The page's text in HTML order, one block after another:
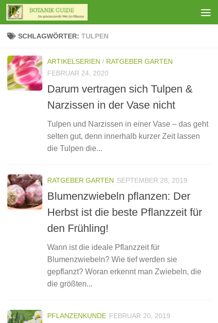
Zum Inhalt springen
SCHLAGWÖRTER: TULPEN
ARTIKELSERIEN / RATGEBER GARTEN
FEBRUAR 24, 2020
Darum vertragen sich Tulpen &
Narzissen in der Vase nicht
Tulpen und Narzissen in einer Vase – das geht
selten gut, denn innerhalb kurzer Zeit lassen
die Tulpen die...
RATGEBER GARTEN SEPTEMBER 28, 2019
Blumenzwiebeln pflanzen: Der
Herbst ist die beste Pflanzzeit für
den Frühling!
Wann ist die ideale Pflanzzeit für
Blumenzwiebeln? Wie tief werden sie
gepflanzt? Woran erkennt man Zwiebeln, die
die größten...
PFLANZENKUNDE FEBRUAR 20, 2019